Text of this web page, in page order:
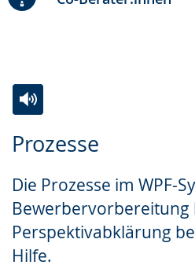
n
u
.
e
p
c
h
e
w
i
r
Prozesse
Die Prozesse im WPF-
Bewerbervorbereitung
Perspektivabklärung
Hilfe.
Leichten
wechseln.
Audio-
Video
Deutscher
Gebärdensprache
wird
angezeigt.